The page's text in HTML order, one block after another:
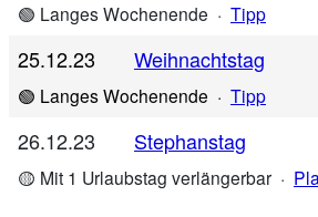
🟢 Langes Wochenende · Tipp
25.12.23 Weihnachtstag
🟢 Langes Wochenende · Tipp
26.12.23 Stephanstag
🟡 Mit 1 Urlaubstag verlängerbar ·